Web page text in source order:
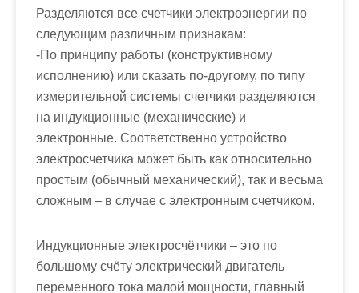
Разделяются все счетчики электроэнергии по
следующим различным признакам:
-По принципу работы (конструктивному
исполнению) или сказать по-другому, по типу
измерительной системы счетчики разделяются
на индукционные (механические) и
электронные. Соответственно устройство
электросчетчика может быть как относительно
простым (обычный механический), так и весьма
сложным – в случае с электронным счетчиком.
Индукционные электросчётчики – это по
большому счёту электрический двигатель
переменного тока малой мощности, главный